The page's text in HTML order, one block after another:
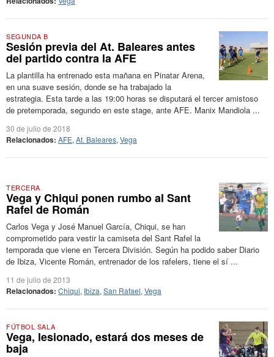
SEGUNDA B
Sesión previa del At. Baleares antes
del partido contra la AFE
La plantilla ha entrenado esta mañana en Pinatar Arena,
en una suave sesión, donde se ha trabajado la
estrategia. Esta tarde a las 19:00 horas se disputará el tercer amistoso
de pretemporada, segundo en este stage, ante AFE. Manix Mandiola ...
30 de julio de 2018
Relacionados: AFE, At. Baleares, Vega
TERCERA
Vega y Chiqui ponen rumbo al Sant
Rafel de Román
Carlos Vega y José Manuel García, Chiqui, se han
comprometido para vestir la camiseta del Sant Rafel la
temporada que viene en Tercera División. Según ha podido saber Diario
de Ibiza, Vicente Román, entrenador de los rafelers, tiene el sí ...
11 de julio de 2013
Relacionados: Chiqui, Ibiza, San Rafael, Vega
FÚTBOL SALA
Vega, lesionado, estará dos meses de
baja